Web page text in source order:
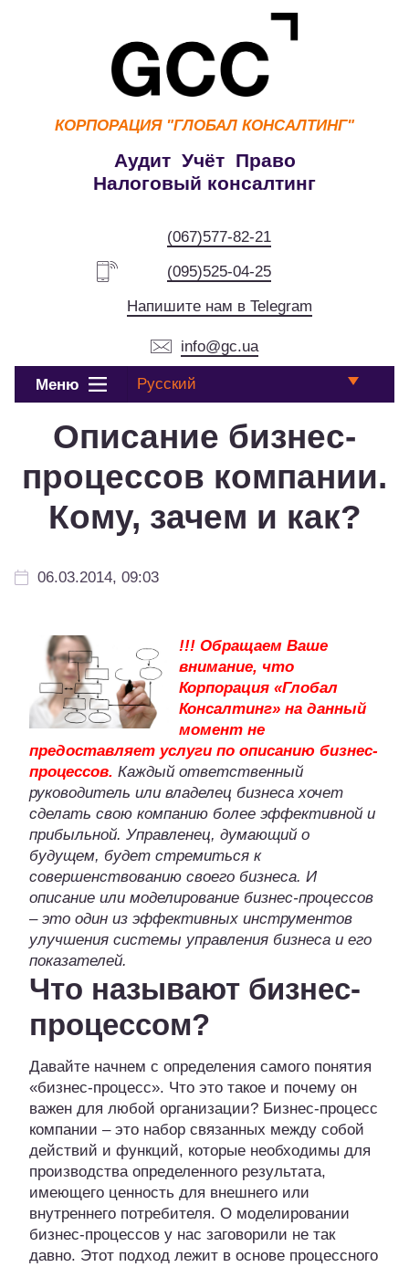
КОРПОРАЦИЯ "ГЛОБАЛ КОНСАЛТИНГ"
Аудит Учёт Право
Налоговый консалтинг
(067)577-82-21
(095)525-04-25
Напишите нам в Telegram
info@gc.ua
Меню Русский
Описание бизнес-
процессов компании.
Кому, зачем и как?
06.03.2014, 09:03
!!! Обращаем Ваше
внимание, что
Корпорация «Глобал
Консалтинг» на данный
момент не
предоставляет услуги по описанию бизнес-
процессов. Каждый ответственный
руководитель или владелец бизнеса хочет
сделать свою компанию более эффективной и
прибыльной. Управленец, думающий о
будущем, будет стремиться к
совершенствованию своего бизнеса. И
описание или моделирование бизнес-процессов
– это один из эффективных инструментов
улучшения системы управления бизнеса и его
показателей.
Что называют бизнес-
процессом?
Давайте начнем с определения самого понятия
«бизнес-процесс». Что это такое и почему он
важен для любой организации? Бизнес-процесс
компании – это набор связанных между собой
действий и функций, которые необходимы для
производства определенного результата,
имеющего ценность для внешнего или
внутреннего потребителя. О моделировании
бизнес-процессов у нас заговорили не так
давно. Этот подход лежит в основе процессного